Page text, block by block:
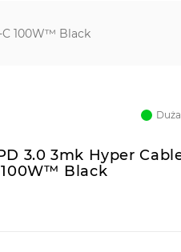
C 100W™ Black
3.0 3mk Hyper
100W™ Black